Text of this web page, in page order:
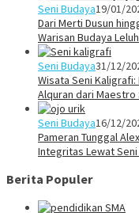
Seni Budaya19/01/
Dari Merti Dusun
Warisan Budaya
Seni Budaya31/12/
Wisata Seni Kaligrafi:
Alquran dari
Seni Budaya16/12/
Pameran Tunggal
Integritas Lewat
Berita Populer